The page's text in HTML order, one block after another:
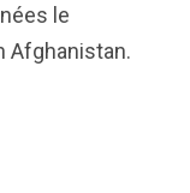
le
Afghanistan.